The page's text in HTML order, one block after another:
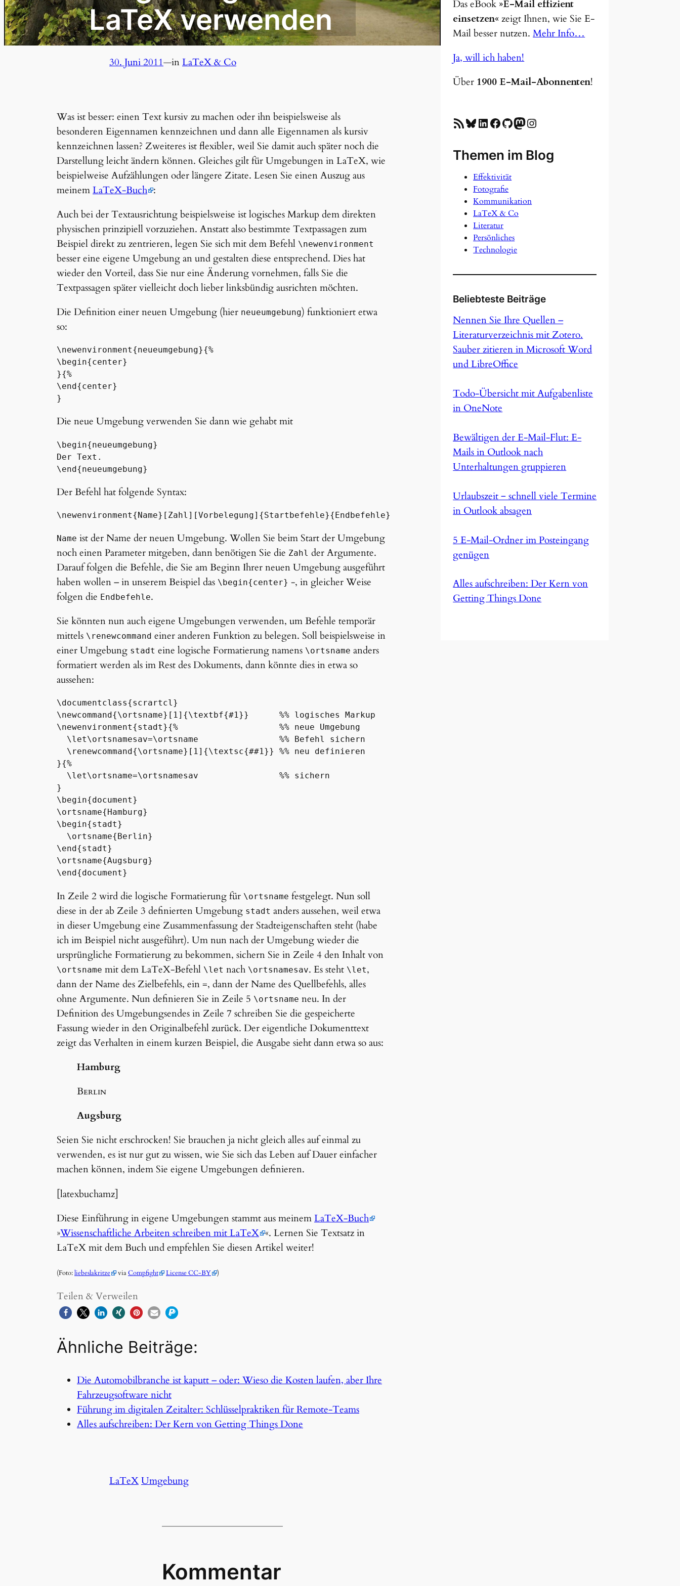
LaTeX verwenden
30. Juni 2011—inLaTeX & Co
Was ist besser: einen Text kursiv zu machen oder ihn beispielsweise als
besonderen Eigennamen kennzeichnen und dann alle Eigennamen als kursiv
kennzeichnen lassen? Zweiteres ist flexibler, weil Sie damit auch später noch die
Darstellung leicht ändern können. Gleiches gilt für Umgebungen in LaTeX, wie
beispielweise Aufzählungen oder längere Zitate. Lesen Sie einen Auszug aus
meinemLaTeX-Buch :
Auch bei der Textausrichtung beispielsweise ist logisches Markup dem direkten
physischen prinzipiell vorzuziehen. Anstatt also bestimmte Textpassagen zum
Beispiel direkt zu zentrieren, legen Sie sich mit dem Befehl \newenvironment
besser eine eigene Umgebung an und gestalten diese entsprechend. Dies hat
wieder den Vorteil, dass Sie nur eine Änderung vornehmen, falls Sie die
Textpassagen später vielleicht doch lieber linksbündig ausrichten möchten.
Die Definition einer neuen Umgebung (hier neueumgebung) funktioniert etwa
so:
\newenvironment{neueumgebung}{%
\begin{center}
}{%
\end{center}
}
Die neue Umgebung verwenden Sie dann wie gehabt mit
\begin{neueumgebung}
Der Text.
\end{neueumgebung}
Der Befehl hat folgende Syntax:
\newenvironment{Name}[Zahl][Vorbelegung]{Startbefehle}{Endbefehle}
Name ist der Name der neuen Umgebung. Wollen Sie beim Start der Umgebung
noch einen Parameter mitgeben, dann benötigen Sie die Zahl der Argumente.
Darauf folgen die Befehle, die Sie am Beginn Ihrer neuen Umgebung ausgeführt
haben wollen – in unserem Beispiel das \begin{center} -, in gleicher Weise
folgen die Endbefehle.
Sie könnten nun auch eigene Umgebungen verwenden, um Befehle temporär
mittels \renewcommand einer anderen Funktion zu belegen. Soll beispielsweise in
einer Umgebung stadt eine logische Formatierung namens \ortsname anders
formatiert werden als im Rest des Dokuments, dann könnte dies in etwa so
aussehen:
\documentclass{scrartcl}
\newcommand{\ortsname}[1]{\textbf{#1}}      %% logisches Markup
\newenvironment{stadt}{%                    %% neue Umgebung
  \let\ortsnamesav=\ortsname                %% Befehl sichern
  \renewcommand{\ortsname}[1]{\textsc{##1}} %% neu definieren
}{%
  \let\ortsname=\ortsnamesav                %% sichern
}
\begin{document}
\ortsname{Hamburg}
\begin{stadt}
  \ortsname{Berlin}
\end{stadt}
\ortsname{Augsburg}
\end{document}
In Zeile 2 wird die logische Formatierung für \ortsname festgelegt. Nun soll
diese in der ab Zeile 3 definierten Umgebung stadt anders aussehen, weil etwa
in dieser Umgebung eine Zusammenfassung der Stadteigenschaften steht (habe
ich im Beispiel nicht ausgeführt). Um nun nach der Umgebung wieder die
ursprüngliche Formatierung zu bekommen, sichern Sie in Zeile 4 den Inhalt von
\ortsname mit dem LaTeX-Befehl \let nach \ortsnamesav. Es steht \let,
dann der Name des Zielbefehls, ein =, dann der Name des Quellbefehls, alles
ohne Argumente. Nun definieren Sie in Zeile 5 \ortsname neu. In der
Definition des Umgebungsendes in Zeile 7 schreiben Sie die gespeicherte
Fassung wieder in den Originalbefehl zurück. Der eigentliche Dokumenttext
zeigt das Verhalten in einem kurzen Beispiel, die Ausgabe sieht dann etwa so aus:
Hamburg
Berlin
Augsburg
Seien Sie nicht erschrocken! Sie brauchen ja nicht gleich alles auf einmal zu
verwenden, es ist nur gut zu wissen, wie Sie sich das Leben auf Dauer einfacher
machen können, indem Sie eigene Umgebungen definieren.
[latexbuchamz]
Diese Einführung in eigene Umgebungen stammt aus meinemLaTeX-Buch
»Wissenschaftliche Arbeiten schreiben mit LaTeX «. Lernen Sie Textsatz in
LaTeX mit dem Buch und empfehlen Sie diesen Artikel weiter!
(Foto:liebeslakritze viaCompfight License CC-BY )
Teilen & Verweilen
Ähnliche Beiträge:
Die Automobilbranche ist kaputt – oder: Wieso die Kosten laufen, aber Ihre
Fahrzeugsoftware nicht
Führung im digitalen Zeitalter: Schlüsselpraktiken für Remote-Teams
Alles aufschreiben: Der Kern von Getting Things Done
LaTeXUmgebung
Kommentar
Das eBook »E-Mail effizient
einsetzen«zeigt Ihnen, wie Sie E-
Mail besser nutzen.Mehr Info…
Ja, will ich haben!
Über 1900 E-Mail-Abonnenten!
RSS-Feed Bluesky LinkedIn Facebook GitHub Mastodon Instagram
Themen im Blog
Effektivität
Fotografie
Kommunikation
LaTeX & Co
Literatur
Persönliches
Technologie
Beliebteste Beiträge
Nennen Sie Ihre Quellen –
Literaturverzeichnis mit Zotero.
Sauber zitieren in Microsoft Word
und LibreOffice
Todo-Übersicht mit Aufgabenliste
in OneNote
Bewältigen der E-Mail-Flut: E-
Mails in Outlook nach
Unterhaltungen gruppieren
Urlaubszeit ‒ schnell viele Termine
in Outlook absagen
5 E-Mail-Ordner im Posteingang
genügen
Alles aufschreiben: Der Kern von
Getting Things Done